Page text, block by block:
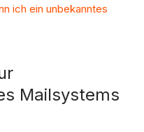
ich ein unbekanntes
Mailsystems